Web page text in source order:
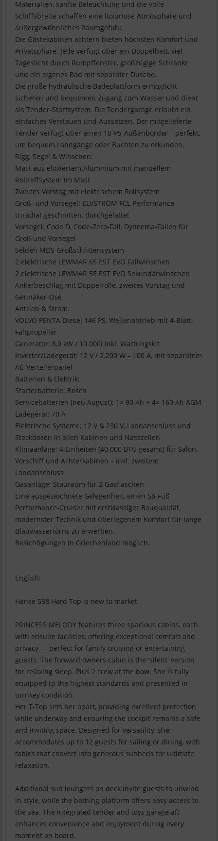
Materialien, sanfte Beleuchtung und die volle
Schiffsbreite schaffen eine luxuriöse Atmosphäre und
außergewöhnliches Raumgefühl.
Die Gästekabinen achtern bieten höchsten Komfort und
Privatsphäre. Jede verfügt über ein Doppelbett, viel
Tageslicht durch Rumpffenster, großzügige Schränke
und ein eigenes Bad mit separater Dusche.
Die große hydraulische Badeplattform ermöglicht
sicheren und bequemen Zugang zum Wasser und dient
als Tender-Startsystem. Die Tendergarage erlaubt ein
einfaches Verstauen und Aussetzen. Der mitgelieferte
Tender verfügt über einen 10-PS-Außenborder – perfekt,
um bequem Landgänge oder Buchten zu erkunden.
Rigg, Segel & Winschen:
Mast aus eloxiertem Aluminium mit manuellem
Rollreffsystem im Mast
Zweites Vorstag mit elektrischem Rollsystem
Groß- und Vorsegel: ELVSTRÖM FCL Performance,
triradial geschnitten, durchgelattet
Vorsegel: Code D, Code-Zero-Fall, Dyneema-Fallen für
Groß und Vorsegel
Selden MDS-Großschlittensystem
2 elektrische LEWMAR 65 EST EVO Fallwinschen
2 elektrische LEWMAR 55 EST EVO Sekundärwinschen
Ankerbeschlag mit Doppelrolle, zweites Vorstag und
Gennaker-Öse
Antrieb & Strom:
VOLVO PENTA Diesel 146 PS, Wellenantrieb mit 4-Blatt-
Faltpropeller
Generator: 8,0 kW / 10.000i inkl. Wartungskit
Inverter/Ladegerät: 12 V / 2.200 W – 100 A, mit separatem
AC-Verteilerpanel
Batterien & Elektrik:
Starterbatterie: Bosch
Servicebatterien (neu August): 1× 90 Ah + 4× 160 Ah AGM
Ladegerät: 70 A
Elektrische Systeme: 12 V & 230 V, Landanschluss und
Steckdosen in allen Kabinen und Nasszellen
Klimaanlage: 4 Einheiten (40.000 BTU gesamt) für Salon,
Vorschiff und Achterkabinen – inkl. zweitem
Landanschluss
Gasanlage: Stauraum für 2 Gasflaschen
Eine ausgezeichnete Gelegenheit, einen 58-Fuß
Performance-Cruiser mit erstklassiger Bauqualität,
modernster Technik und überlegenem Komfort für lange
Blauwassertörns zu erwerben.
Besichtigungen in Griechenland möglich.
English:
Hanse 588 Hard Top is new to market
PRINCESS MELODY features three spacious cabins, each
with ensuite facilities, offering exceptional comfort and
privacy — perfect for family cruising or entertaining
guests. The forward owners cabin is the 'silent' version
for relaxing sleep. Plus 2 crew at the bow. She is fully
equipped tp the highest standards and presented in
turnkey condition.
Her T-Top sets her apart, providing excellent protection
while underway and ensuring the cockpit remains a safe
and inviting space. Designed for versatility, she
accommodates up to 12 guests for sailing or dining, with
tables that convert into generous sunbeds for ultimate
relaxation.
Additional sun loungers on deck invite guests to unwind
in style, while the bathing platform offers easy access to
the sea. The integrated tender and toys garage aft
enhances convenience and enjoyment during every
moment on board.